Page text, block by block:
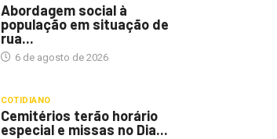
Abordagem social à
população em situação de
rua...
6 de agosto de 2026
COTIDIANO
Cemitérios terão horário
especial e missas no Dia...